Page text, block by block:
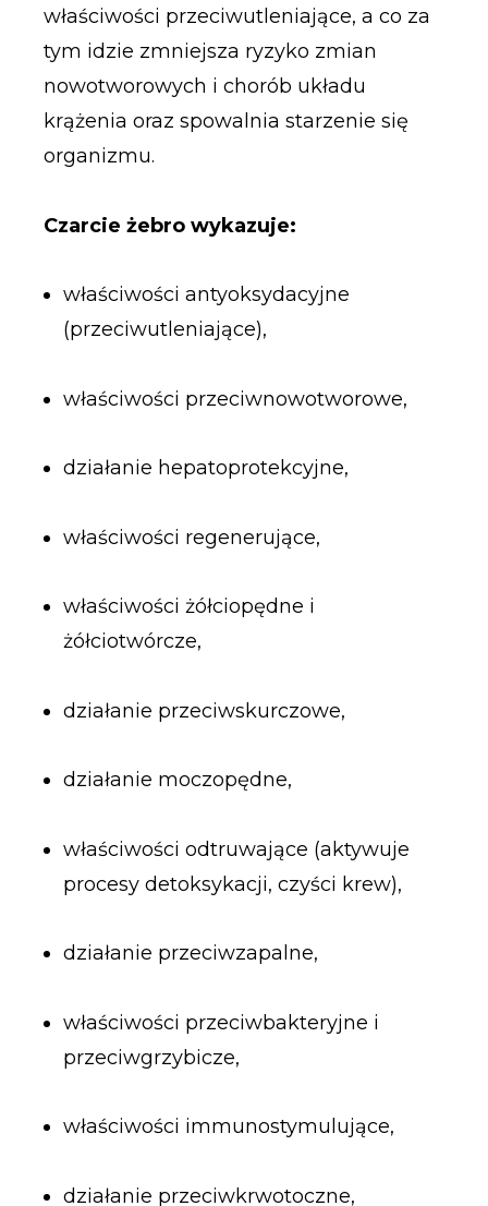
właściwości przeciwutleniające, a co za
tym idzie zmniejsza ryzyko zmian
nowotworowych i chorób układu
krążenia oraz spowalnia starzenie się
organizmu.
Czarcie żebro wykazuje:
właściwości antyoksydacyjne
(przeciwutleniające),
właściwości przeciwnowotworowe,
działanie hepatoprotekcyjne,
właściwości regenerujące,
właściwości żółciopędne i
żółciotwórcze,
działanie przeciwskurczowe,
działanie moczopędne,
właściwości odtruwające (aktywuje
procesy detoksykacji, czyści krew),
działanie przeciwzapalne,
właściwości przeciwbakteryjne i
przeciwgrzybicze,
właściwości immunostymulujące,
działanie przeciwkrwotoczne,